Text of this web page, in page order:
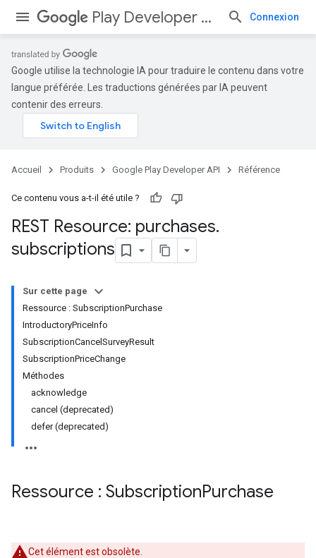
Play Developer API Connexion
Google utilise la technologie IA pour traduire le contenu dans votre
langue préférée. Les traductions générées par IA peuvent
contenir des erreurs.
Accueil Produits Google Play Developer API Référence
Ce contenu vous a-t-il été utile ?
REST Resource: purchases.
subscriptions
Sur cette page
Ressource : SubscriptionPurchase
IntroductoryPriceInfo
SubscriptionCancelSurveyResult
SubscriptionPriceChange
Méthodes
acknowledge
cancel (deprecated)
defer (deprecated)
Ressource : SubscriptionPurchase
Cet élément est obsolète.